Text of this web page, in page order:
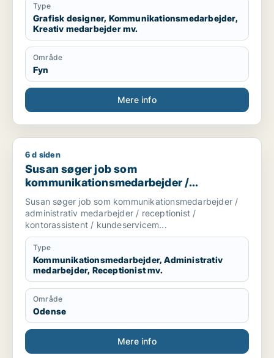
Type
Grafisk designer, Kommunikationsmedarbejder,
Kreativ medarbejder mv.
Område
Fyn
Mere info
Susan søger job som kommunikationsmedarbejder /
6 d siden
Susan søger job som
kommunikationsmedarbejder /
administrativ medarbejder / receptionist /
kontorassistent /
kundeservicemedarbejder
Susan søger job som kommunikationsmedarbejder /
administrativ medarbejder / receptionist /
kontorassistent / kundeservicem...
Type
Kommunikationsmedarbejder, Administrativ
medarbejder, Receptionist mv.
Område
Odense
Mere info